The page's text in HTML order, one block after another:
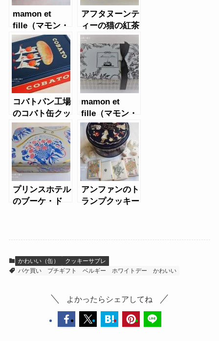
mamon et
fille（マモン・
エ・フィーユ）
のジンジャーサ
ブレ
アフタヌーンテ
ィーの猫の紅茶
と猫クッキー、
チョコ缶
コバトパン工場
のコバト缶クッ
キー
mamon et
fille（マモン・
エ・フィーユ）
の珈琲ビスキュ
イ
プリンスホテル
のブーケ・ド
アンファンのト
ランプクッキー
かわいい（缶）
クッキーサブレ
パケ買い
プチギフト ベルギー ホワイトデー かわいい
よかったらシェアしてね